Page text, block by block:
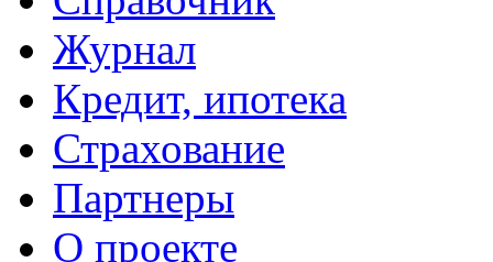
Журнал
Кредит, ипотека
Страхование
Партнеры
O проекте